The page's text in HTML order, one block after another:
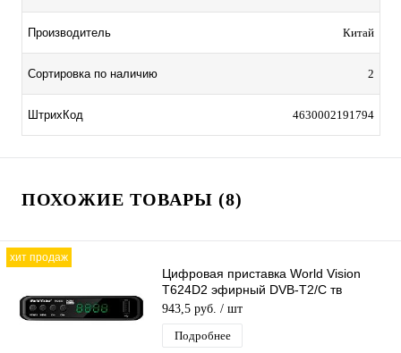
Производитель Китай
Сортировка по наличию 2
ШтрихКод 4630002191794
ПОХОЖИЕ ТОВАРЫ (8)
хит продаж
Цифровая приставка World Vision
T624D2 эфирный DVB-T2/C тв
ресивер бесплатное тв TV-тюнер
медиаплеер
943,5 руб. / шт
Подробнее